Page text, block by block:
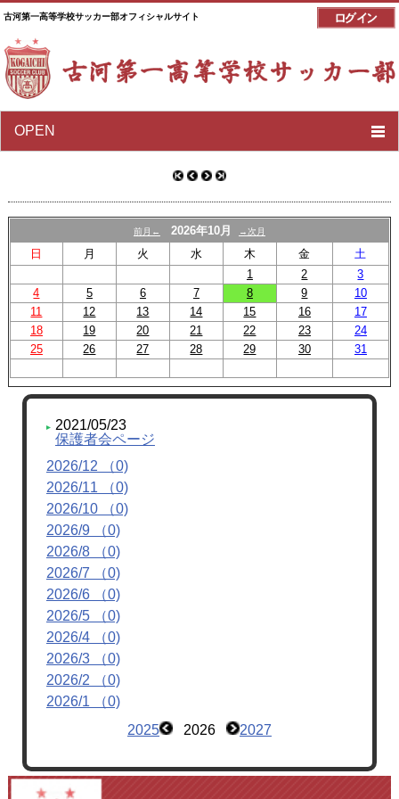
古河第一高等学校サッカー部オフィシャルサイト
OPEN
前月← 2026年10月 →次月
日 月 火 水 木 金
土
1
2
3
4
5 6 7 8 9
10
11
12 13 14 15 16
17
18
19 20 21 22 23
24
25
26 27 28 29 30 31
2021/05/23
保護者会ページ
2026/12 （0)
2026/11 （0)
2026/10 （0)
2026/9 （0)
2026/8 （0)
2026/7 （0)
2026/6 （0)
2026/5 （0)
2026/4 （0)
2026/3 （0)
2026/2 （0)
2026/1 （0)
2025
2026 2027